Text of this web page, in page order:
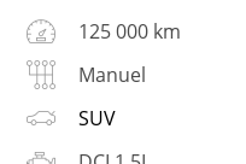
125 000 km
Manuel
SUV